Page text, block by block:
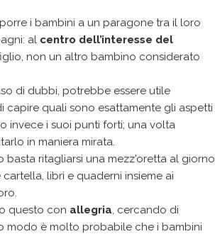
i bambini a un paragone tra il loro
al centro dell’interesse del
non un altro bambino considerato
di dubbi, potrebbe essere utile
capire quali sono esattamente gli aspetti
invece i suoi punti forti; una volta
in maniera mirata.
basta ritagliarsi una mezz'oretta al giorno
libri e quaderni insieme ai
questo con allegria, cercando di
modo è molto probabile che i bambini